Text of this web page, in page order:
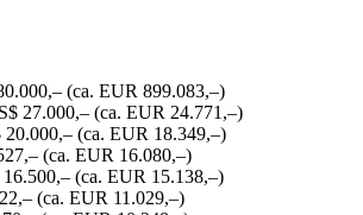
(ca. EUR 899.083,–)
27.000,– (ca. EUR 24.771,–)
(ca. EUR 18.349,–)
(ca. EUR 16.080,–)
(ca. EUR 15.138,–)
(ca. EUR 11.029,–)